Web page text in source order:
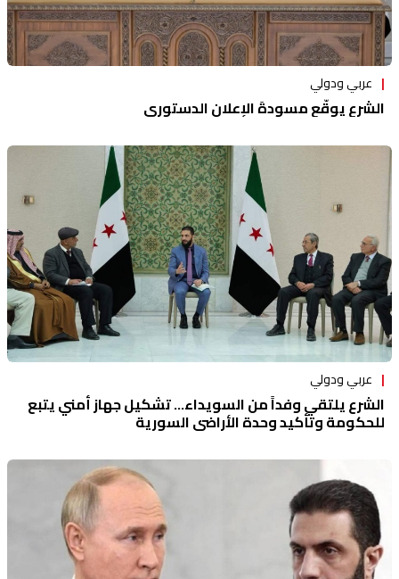
عربي ودولي
الشرع يوقّع مسودةَ الإعلان الدستوري
عربي ودولي
الشرع يلتقي وفداً من السويداء... تشكيل جهاز أمني يتبع
للحكومة وتأكيد وحدة الأراضي السورية